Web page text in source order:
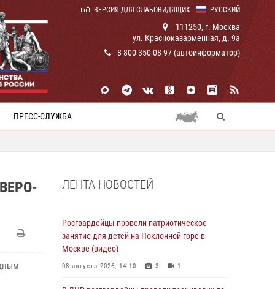
РУССКИЙ
ВЕРСИЯ ДЛЯ СЛАБОВИДЯЩИХ
111250, г. Москва
ул. Красноказарменная, д. 9а
8 800 350 08 97 (автоинформатор)
ПРЕСС-СЛУЖБА
ЛЕНТА НОВОСТЕЙ
Росгвардейцы провели патриотическое
занятие для детей на Поклонной горе в
Москве (видео)
08 августа 2026, 14:10 3 1